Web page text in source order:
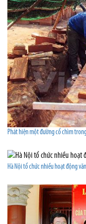
Phát hiện một đường cổ chìm
Hà Nội tổ chức nhiều hoạt động